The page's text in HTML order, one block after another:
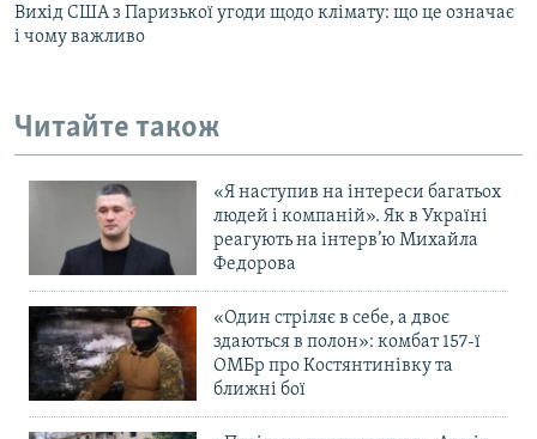
Вихід США з Паризької угоди щодо клімату: що це означає
і чому важливо
Читайте також
«Я наступив на інтереси багатьох
людей і компаній». Як в Україні
реагують на інтерв’ю Михайла
Федорова
«Один стріляє в себе, а двоє
здаються в полон»: комбат 157-ї
ОМБр про Костянтинівку та
ближні бої